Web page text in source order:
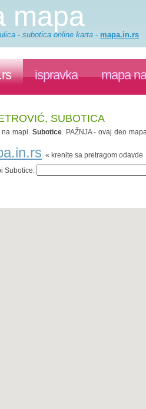
mapa
- subotica online karta - mapa.in.rs
ispravka mapa
SUBOTICA
na mapi. Subotice. PAŽNJA - ovaj deo
. « krenite sa pretragom odavde
Subotice: